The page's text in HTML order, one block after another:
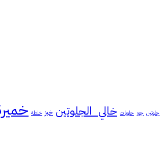
جلوتين جوز حلويات خالي_الجلوتين خبز خلطة